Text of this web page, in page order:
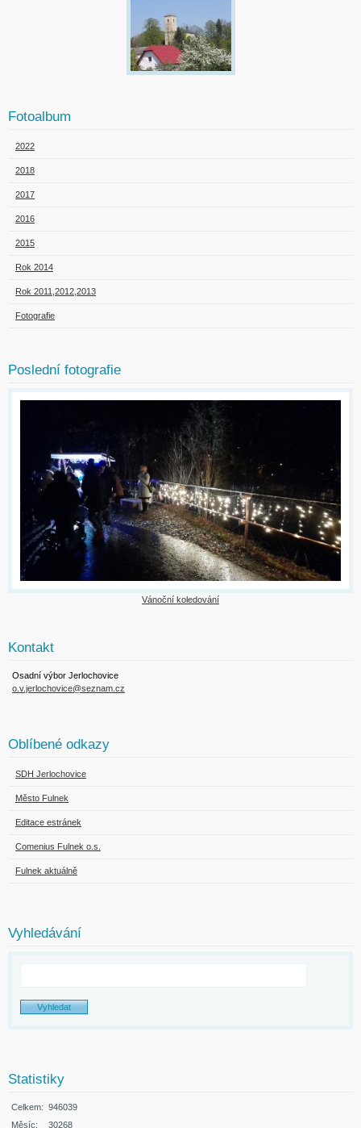
Fotoalbum
2022
2018
2017
2016
2015
Rok 2014
Rok 2011,2012,2013
Fotografie
Poslední fotografie
Vánoční koledování
Kontakt
Osadní výbor Jerlochovice
o.v.jerlochovice@seznam.cz
Oblíbené odkazy
SDH Jerlochovice
Město Fulnek
Editace estránek
Comenius Fulnek o.s.
Fulnek aktuálně
Vyhledávání
Statistiky
Celkem: 946039
Měsíc:
30268